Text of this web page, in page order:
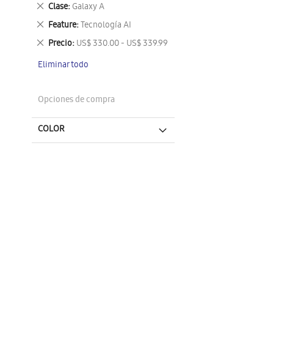
artículo
Clase Galaxy A
Eliminar
este
artículo
Feature Tecnología AI
Eliminar
este
artículo
Precio US$ 330.00 - US$ 339.99
Eliminar
artículo
Eliminar todo
Opciones de compra
COLOR